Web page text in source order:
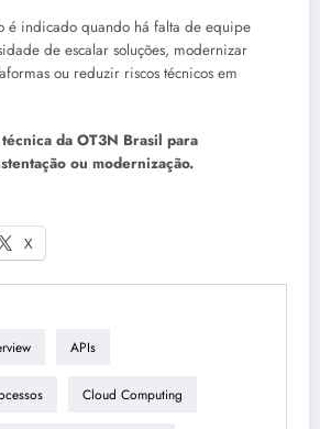
é indicado quando há falta de equipe
de escalar soluções, modernizar
ou reduzir riscos técnicos em
da OT3N Brasil para
ou modernização.
X
APIs
Cloud Computing